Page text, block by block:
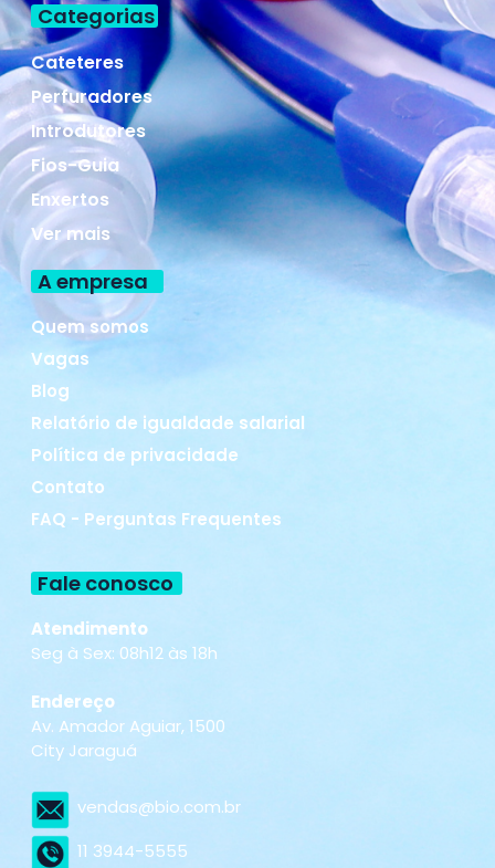
Categorias
Cateteres
Perfuradores
Introdutores
Fios-Guia
Enxertos
Ver mais
A empresa
Quem somos
Vagas
Blog
Relatório de igualdade salarial
Política de privacidade
Contato
FAQ - Perguntas Frequentes
Fale conosco
Atendimento
Seg à Sex: 08h12 às 18h
Endereço
Av. Amador Aguiar, 1500
City Jaraguá
vendas@bio.com.br
11 3944-5555